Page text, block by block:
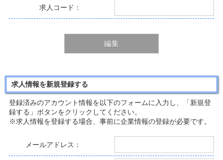
第6条 事業者は，事業者基礎データ及び求人情報（以下「登
録情報」という）を登録する場合，虚偽の内容を登録しては
2 事業者は，登録情報に変更が生じた場合，速やかに当該情
報の変更登録を行わなければならない。
3 管理者は，次の各号のいずれかに該当する場合，事業者の
(1)事業者の行為が第8条に該当すると管理者が認める場合。
(2)登録情報が明らかに事実と異なると管理者が認める場合。
（利用料）
第7条 本サイトの利用料は，無料とする。ただし，利用に必
要な機器に関する費用及び通信費等は，すべて利用者及び事
業者（以下「利用者等」という）の負担とする。
第8条 利用者等は，本サイトの利用に際して次の各号に掲げ
る行為をしてはならない。
求人コード：
編集
求人情報を新規登録する
登録済みのアカウント情報を以下のフォームに入力し、「新規登
録する」ボタンをクリックしてください。
※求人情報を登録する場合、事前に企業情報の登録が必要です。
メールアドレス：